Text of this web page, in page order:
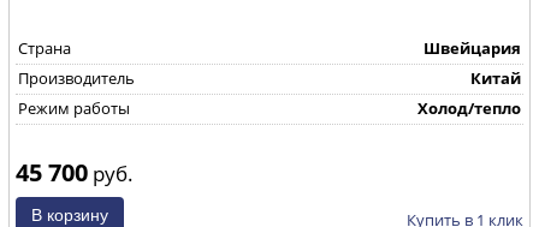
Страна
Швейцария
Производитель
Китай
Режим работы
Холод/тепло
45 700 руб.
Купить в 1 клик